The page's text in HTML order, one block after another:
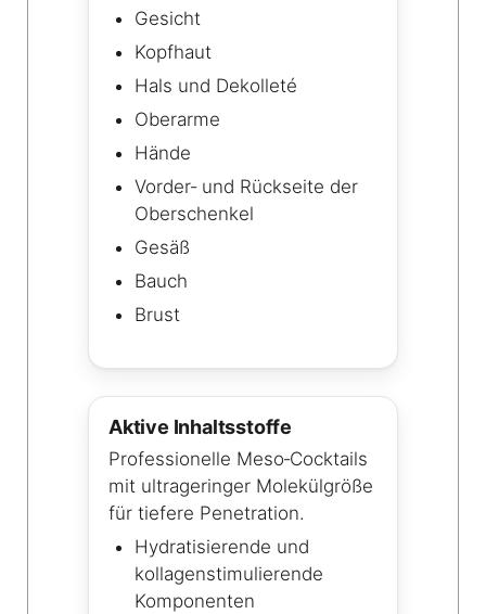
Gesicht
Kopfhaut
Hals und Dekolleté
Oberarme
Hände
Vorder‑ und Rückseite der
Oberschenkel
Gesäß
Bauch
Brust
Aktive Inhaltsstoffe
Professionelle Meso‑Cocktails
mit ultrageringer Molekülgröße
für tiefere Penetration.
Hydratisierende und
kollagenstimulierende
Komponenten